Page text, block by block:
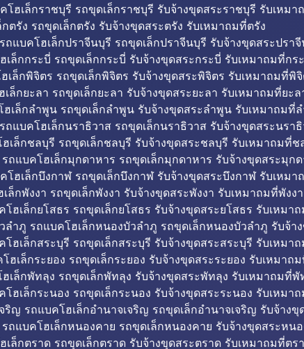
ฮเล็กราชบุรี รถขุดเล็กราชบุรี รับจ้างขุดสระราชบุรี รับเหมา
ตรัง รถขุดเล็กตรัง รับจ้างขุดสระตรัง รับเหมาถมที่ตรัง
แบคโฮเล็กปราจีนบุรี รถขุดเล็กปราจีนบุรี รับจ้างขุดสระปรา
ล็กกระบี่ รถขุดเล็กกระบี่ รับจ้างขุดสระกระบี่ รับเหมาถมที่กร
เล็กพิจิตร รถขุดเล็กพิจิตร รับจ้างขุดสระพิจิตร รับเหมาถมที่พิ
ล็กยะลา รถขุดเล็กยะลา รับจ้างขุดสระยะลา รับเหมาถมที่ยะล
เล็กลำพูน รถขุดเล็กลำพูน รับจ้างขุดสระลำพูน รับเหมาถมที่
แบคโฮเล็กนราธิวาส รถขุดเล็กนราธิวาส รับจ้างขุดสระนรา
เล็กชลบุรี รถขุดเล็กชลบุรี รับจ้างขุดสระชลบุรี รับเหมาถมที่ช
ถแบคโฮเล็กมุกดาหาร รถขุดเล็กมุกดาหาร รับจ้างขุดสระมุก
ฮเล็กบึงกาฬ รถขุดเล็กบึงกาฬ รับจ้างขุดสระบึงกาฬ รับเหมา
ล็กพังงา รถขุดเล็กพังงา รับจ้างขุดสระพังงา รับเหมาถมที่พังงา
ฮเล็กยโสธร รถขุดเล็กยโสธร รับจ้างขุดสระยโสธร รับเหมา
ำภู รถแบคโฮเล็กหนองบัวลำภู รถขุดเล็กหนองบัวลำภู รับจ้
ฮเล็กสระบุรี รถขุดเล็กสระบุรี รับจ้างขุดสระสระบุรี รับเหมา
ฮเล็กระยอง รถขุดเล็กระยอง รับจ้างขุดสระระยอง รับเหมาถ
เล็กพัทลุง รถขุดเล็กพัทลุง รับจ้างขุดสระพัทลุง รับเหมาถมที่พั
ฮเล็กระนอง รถขุดเล็กระนอง รับจ้างขุดสระระนอง รับเหมา
ริญ รถแบคโฮเล็กอำนาจเจริญ รถขุดเล็กอำนาจเจริญ รับจ้าง
ถแบคโฮเล็กหนองคาย รถขุดเล็กหนองคาย รับจ้างขุดสระหน
ล็กตราด รถขุดเล็กตราด รับจ้างขุดสระตราด รับเหมาถมที่ตร